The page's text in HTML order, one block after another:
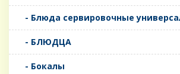
- Блюда сервировочные
- БЛЮДЦА
- Бокалы